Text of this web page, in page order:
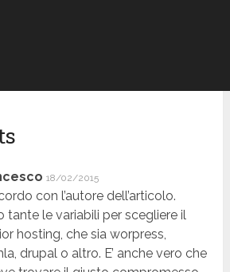
18/02/2015
con l’autore dell’articolo.
tante le variabili per scegliere il
hosting, che sia worpress,
drupal o altro. E’ anche vero che